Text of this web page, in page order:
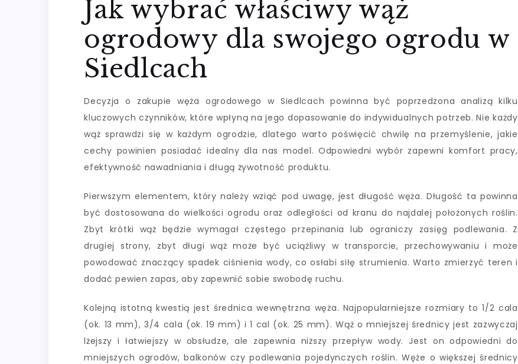
Jak wybrać właściwy wąż
ogrodowy dla swojego ogrodu w
Siedlcach
Decyzja o zakupie węża ogrodowego w Siedlcach powinna być poprzedzona analizą kilku
kluczowych czynników, które wpłyną na jego dopasowanie do indywidualnych potrzeb. Nie każdy
wąż sprawdzi się w każdym ogrodzie, dlatego warto poświęcić chwilę na przemyślenie, jakie
cechy powinien posiadać idealny dla nas model. Odpowiedni wybór zapewni komfort pracy,
efektywność nawadniania i długą żywotność produktu.
Pierwszym elementem, który należy wziąć pod uwagę, jest długość węża. Długość ta powinna
być dostosowana do wielkości ogrodu oraz odległości od kranu do najdalej położonych roślin.
Zbyt krótki wąż będzie wymagał częstego przepinania lub ograniczy zasięg podlewania. Z
drugiej strony, zbyt długi wąż może być uciążliwy w transporcie, przechowywaniu i może
powodować znaczący spadek ciśnienia wody, co osłabi siłę strumienia. Warto zmierzyć teren i
dodać pewien zapas, aby zapewnić sobie swobodę ruchu.
Kolejną istotną kwestią jest średnica wewnętrzna węża. Najpopularniejsze rozmiary to 1/2 cala
(ok. 13 mm), 3/4 cala (ok. 19 mm) i 1 cal (ok. 25 mm). Wąż o mniejszej średnicy jest zazwyczaj
lżejszy i łatwiejszy w obsłudze, ale zapewnia niższy przepływ wody. Jest on odpowiedni do
mniejszych ogrodów, balkonów czy podlewania pojedynczych roślin. Węże o większej średnicy